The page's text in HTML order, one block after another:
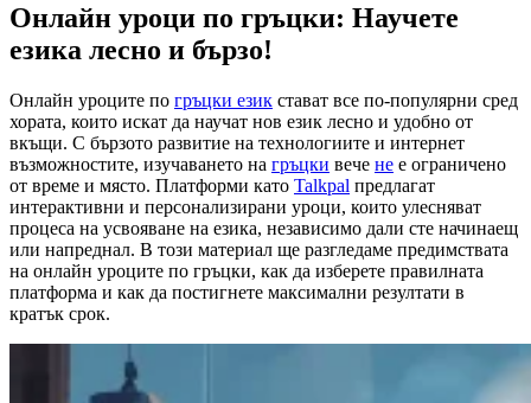
Онлайн уроци по гръцки: Научете
езика лесно и бързо!
Онлайн уроците по гръцки език стават все по-популярни сред
хората, които искат да научат нов език лесно и удобно от
вкъщи. С бързото развитие на технологиите и интернет
възможностите, изучаването на гръцки вече не е ограничено
от време и място. Платформи като Talkpal предлагат
интерактивни и персонализирани уроци, които улесняват
процеса на усвояване на езика, независимо дали сте начинаещ
или напреднал. В този материал ще разгледаме предимствата
на онлайн уроците по гръцки, как да изберете правилната
платформа и как да постигнете максимални резултати в
кратък срок.